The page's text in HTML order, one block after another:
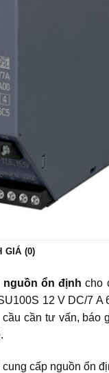
GIÁ (0)
nguồn ổn định cho
12 V DC/7
cần tư vấn,
cung cấp nguồn ổn